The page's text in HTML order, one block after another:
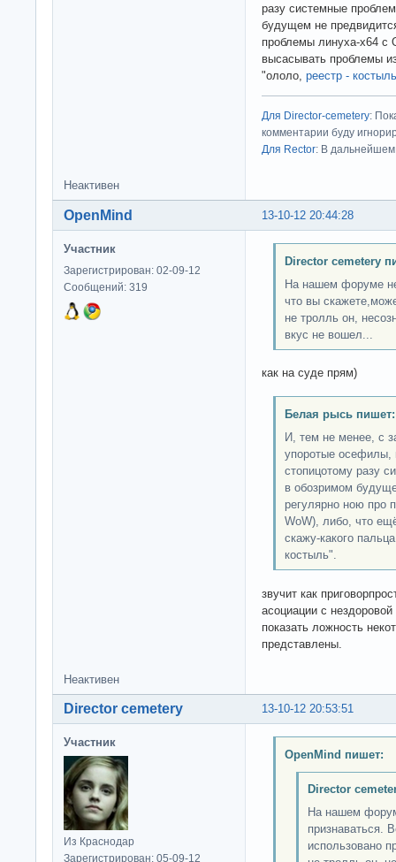
разу системные
будущем не
проблемы линуха-x64 с
высасывать проблемы
"ололо, реестр - костыль
Для Director-cemetery:
комментарии буду
Для Rector: В дальнейшем
Неактивен
13-10-12 20:44:28
OpenMind
Участник
Зарегистрирован: 02-09-12
Сообщений: 319
Director cemetery
На нашем форуме
что вы
не тролль он,
вкус не вошел...
как на суде прям)
Белая рысь пишет:
И, тем не менее, с
упоротые осефилы,
стопицотому разу
в обозримом
регулярно ною про
WoW), либо, что
скажу-какого
костыль".
звучит как
асоциации с
показать ложность
представлены.
Неактивен
13-10-12 20:53:51
Director cemetery
Участник
Из Краснодар
Зарегистрирован: 05-09-12
OpenMind пишет:
Director
На нашем
признаваться.
использовано